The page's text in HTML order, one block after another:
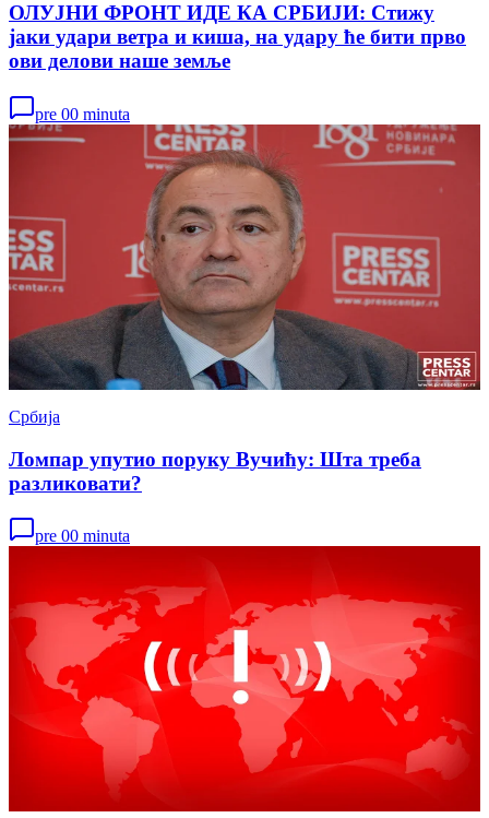
ОЛУЈНИ ФРОНТ ИДЕ КА СРБИЈИ: Стижу
јаки удари ветра и киша, на удару ће бити прво
ови делови наше земље
pre 00 minuta
Србија
Ломпар упутио поруку Вучићу: Шта треба
разликовати?
pre 00 minuta